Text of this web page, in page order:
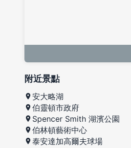
附近景點
安大略湖
伯靈頓市政府
Spencer Smith 湖濱公園
伯林頓藝術中心
泰安達加高爾夫球場